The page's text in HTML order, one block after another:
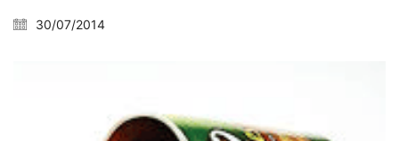
30/07/2014